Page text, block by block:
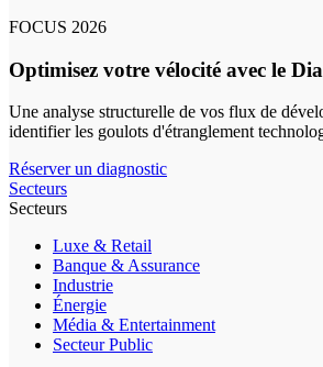
FOCUS 2026
Optimisez votre vélocité avec le
Une analyse structurelle de vos flux de
identifier les goulots d'étranglement
Réserver un diagnostic
Secteurs
Secteurs
Luxe & Retail
Banque & Assurance
Industrie
Énergie
Média & Entertainment
Secteur Public